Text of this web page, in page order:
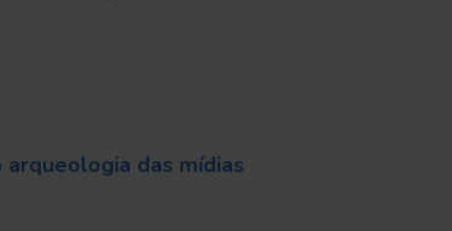
arqueologia das mídias